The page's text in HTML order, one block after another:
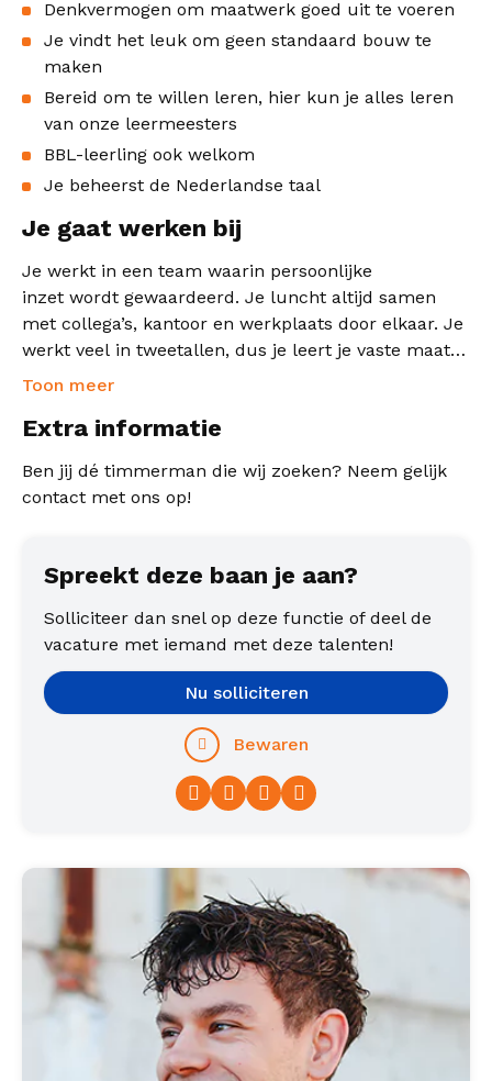
Denkvermogen om maatwerk goed uit te voeren
Je vindt het leuk om geen standaard bouw te
maken
Bereid om te willen leren, hier kun je alles leren
van onze leermeesters
BBL-leerling ook welkom
Je beheerst de Nederlandse taal
Je gaat werken bij
Je werkt in een team waarin persoonlijke
inzet wordt gewaardeerd. Je luncht altijd samen
met collega’s, kantoor en werkplaats door elkaar. Je
werkt veel in tweetallen, dus je leert je vaste maat
vanzelf goed kennen. Met ruim honderd collega’s,
alles om vertrouwen, gelijkwaardigheid en plezier in
neerzetten van iets moois en herkenning haalt uit de
afwisseling en het fysieke resultaat van het vak,
Toon meer
Extra informatie
Ben jij dé timmerman die wij zoeken? Neem gelijk
contact met ons op!
Spreekt deze baan je aan?
Solliciteer dan snel op deze functie of deel de
vacature met iemand met deze talenten!
Facebook
TwitterLinkedIn
Nu solliciteren
Bewaren